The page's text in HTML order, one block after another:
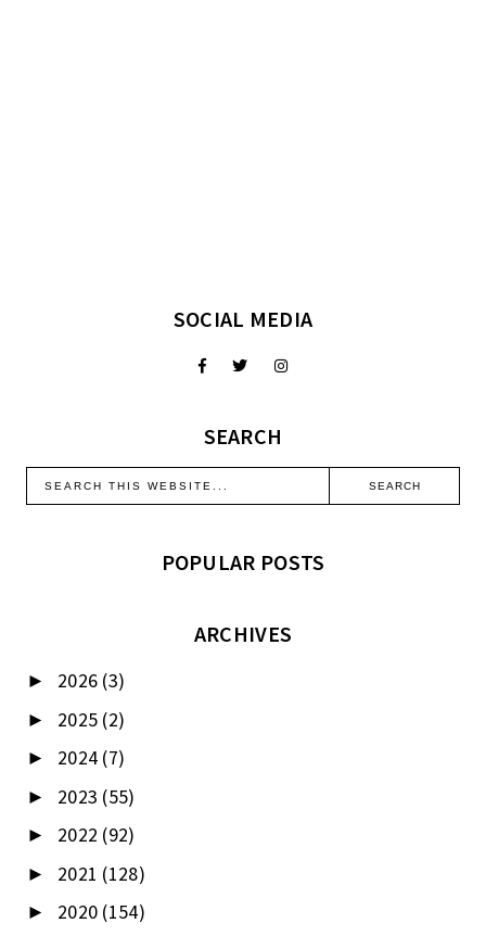
SOCIAL MEDIA
SEARCH
POPULAR POSTS
ARCHIVES
► 2026 (3)
► 2025 (2)
► 2024 (7)
► 2023 (55)
► 2022 (92)
► 2021 (128)
► 2020 (154)